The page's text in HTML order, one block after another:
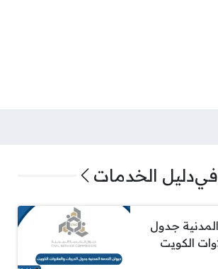
فيدليل الخدمات
جدول
الكويت